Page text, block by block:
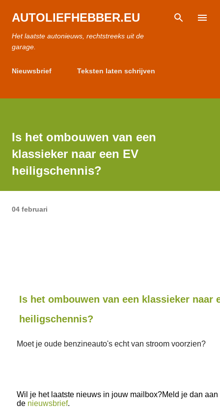
Doorgaan naar hoofdcontent
AUTOLIEFHEBBER.EU
Het laatste autonieuws, rechtstreeks uit de
garage.
Nieuwsbrief Teksten laten schrijven
Is het ombouwen van een
klassieker naar een EV
heiligschennis?
04 februari
Is het ombouwen van een klassieker naar
heiligschennis?
Moet je oude benzineauto's echt van stroom voorzien?
Wil je het laatste nieuws in jouw mailbox?Meld je dan aan
de nieuwsbrief.